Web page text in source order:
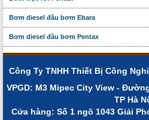
Bơm diesel đầu bơm Ebara
Bơm diesel đầu bơm Pentax
Công Ty TNHH Thiết Bị Công
VPGD: M3 Mipec City View -
TP Hà
Cửa hàng: Số 1 ngõ 1043 Giải